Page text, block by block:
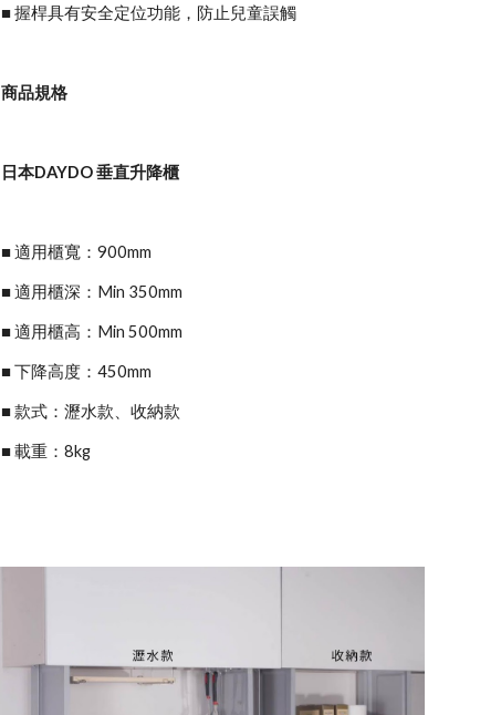
■ 握桿具有安全定位功能，防止兒童誤觸
商品規格
日本DAYDO 垂直升降櫃
■ 適用櫃寬：900mm
■ 適用櫃深：Min 350mm
■ 適用櫃高：Min 500mm
■ 下降高度：450mm
■ 款式：瀝水款、收納款
■ 載重：8kg